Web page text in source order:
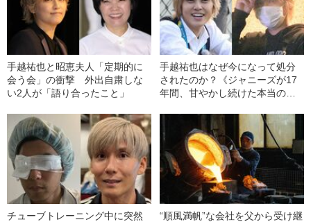
手越祐也と昭恵夫人「定期的に
会う会」の衝撃 外出自粛しな
い2人が「語り合ったこと」
手越祐也はなぜ今になって処分
されたのか？《ジャニーズが17
年間、甘やかし続けた本当の理
チューブトレーニング中に突然
“順風満帆”な会社を父から受け継